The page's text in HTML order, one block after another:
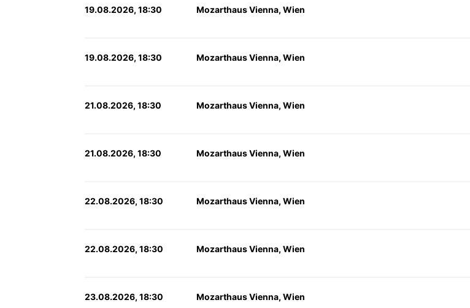
19.08.2026, 18:30 Mozarthaus Vienna, Wien
19.08.2026, 18:30 Mozarthaus Vienna, Wien
21.08.2026, 18:30 Mozarthaus Vienna, Wien
21.08.2026, 18:30 Mozarthaus Vienna, Wien
22.08.2026, 18:30 Mozarthaus Vienna, Wien
22.08.2026, 18:30 Mozarthaus Vienna, Wien
23.08.2026, 18:30 Mozarthaus Vienna, Wien